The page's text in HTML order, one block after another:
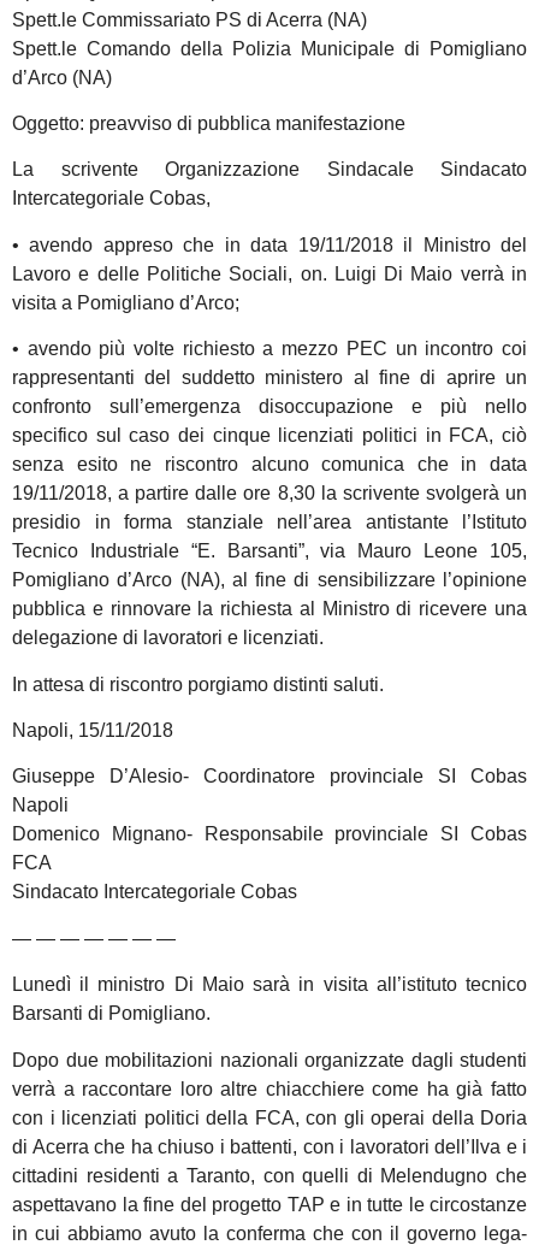
Spett.le Commissariato PS di Acerra (NA)
Spett.le Comando della Polizia Municipale di Pomigliano
d’Arco (NA)
Oggetto: preavviso di pubblica manifestazione
La scrivente Organizzazione Sindacale Sindacato
Intercategoriale Cobas,
• avendo appreso che in data 19/11/2018 il Ministro del
Lavoro e delle Politiche Sociali, on. Luigi Di Maio verrà in
visita a Pomigliano d’Arco;
• avendo più volte richiesto a mezzo PEC un incontro coi
rappresentanti del suddetto ministero al fine di aprire un
confronto sull’emergenza disoccupazione e più nello
specifico sul caso dei cinque licenziati politici in FCA, ciò
senza esito ne riscontro alcuno comunica che in data
19/11/2018, a partire dalle ore 8,30 la scrivente svolgerà un
presidio in forma stanziale nell’area antistante l’Istituto
Tecnico Industriale “E. Barsanti”, via Mauro Leone 105,
Pomigliano d’Arco (NA), al fine di sensibilizzare l’opinione
pubblica e rinnovare la richiesta al Ministro di ricevere una
delegazione di lavoratori e licenziati.
In attesa di riscontro porgiamo distinti saluti.
Napoli, 15/11/2018
Giuseppe D’Alesio- Coordinatore provinciale SI Cobas
Napoli
Domenico Mignano- Responsabile provinciale SI Cobas
FCA
Sindacato Intercategoriale Cobas
— — — — — — —
Lunedì il ministro Di Maio sarà in visita all’istituto tecnico
Barsanti di Pomigliano.
Dopo due mobilitazioni nazionali organizzate dagli studenti
verrà a raccontare loro altre chiacchiere come ha già fatto
con i licenziati politici della FCA, con gli operai della Doria
di Acerra che ha chiuso i battenti, con i lavoratori dell’Ilva e i
cittadini residenti a Taranto, con quelli di Melendugno che
aspettavano la fine del progetto TAP e in tutte le circostanze
in cui abbiamo avuto la conferma che con il governo lega-